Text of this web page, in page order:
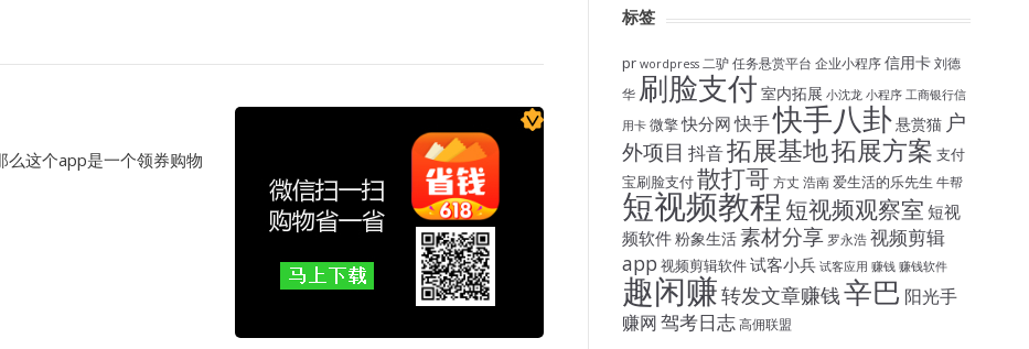
这个app是一个领券购物
标签
pr wordpress 二驴 任务悬赏平台 企业小程序 信用卡 刘德
华 刷脸支付 室内拓展 小沈龙 小程序 工商银行信
用卡 微擎快分网快手快手八卦悬赏猫 户
外项目 抖音拓展基地拓展方案 支付
宝刷脸支付散打哥 方丈 浩南 爱生活的乐先生 牛帮
短视频教程 短视频观察室 短视
频软件粉象生活素材分享 罗永浩 视频剪辑
app 视频剪辑软件试客小兵 试客应用 赚钱 赚钱软件
趣闲赚转发文章赚钱辛巴 阳光手
赚网驾考日志 高佣联盟